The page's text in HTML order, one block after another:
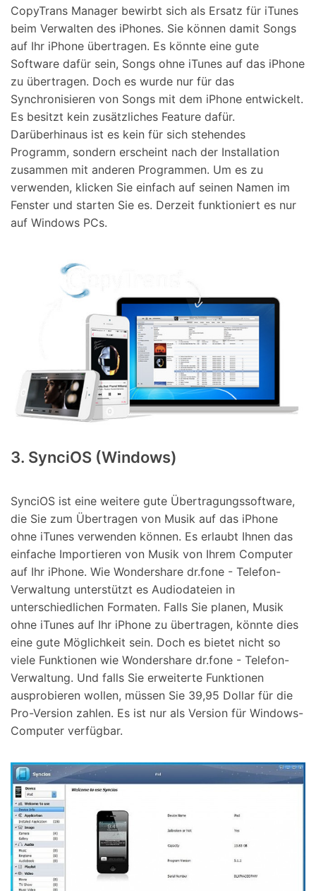
CopyTrans Manager bewirbt sich als Ersatz für iTunes
beim Verwalten des iPhones. Sie können damit Songs
auf Ihr iPhone übertragen. Es könnte eine gute
Software dafür sein, Songs ohne iTunes auf das iPhone
zu übertragen. Doch es wurde nur für das
Synchronisieren von Songs mit dem iPhone entwickelt.
Es besitzt kein zusätzliches Feature dafür.
Darüberhinaus ist es kein für sich stehendes
Programm, sondern erscheint nach der Installation
zusammen mit anderen Programmen. Um es zu
verwenden, klicken Sie einfach auf seinen Namen im
Fenster und starten Sie es. Derzeit funktioniert es nur
auf Windows PCs.
3. SynciOS (Windows)
SynciOS ist eine weitere gute Übertragungssoftware,
die Sie zum Übertragen von Musik auf das iPhone
ohne iTunes verwenden können. Es erlaubt Ihnen das
einfache Importieren von Musik von Ihrem Computer
auf Ihr iPhone. Wie Wondershare dr.fone - Telefon-
Verwaltung unterstützt es Audiodateien in
unterschiedlichen Formaten. Falls Sie planen, Musik
ohne iTunes auf Ihr iPhone zu übertragen, könnte dies
eine gute Möglichkeit sein. Doch es bietet nicht so
viele Funktionen wie Wondershare dr.fone - Telefon-
Verwaltung. Und falls Sie erweiterte Funktionen
ausprobieren wollen, müssen Sie 39,95 Dollar für die
Pro-Version zahlen. Es ist nur als Version für Windows-
Computer verfügbar.